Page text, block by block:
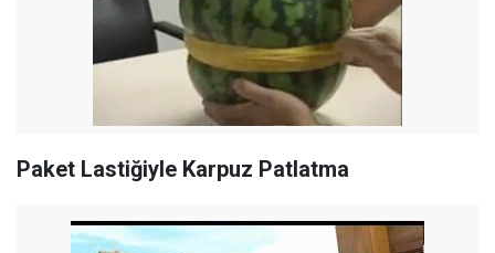
Paket Lastiğiyle Karpuz Patlatma